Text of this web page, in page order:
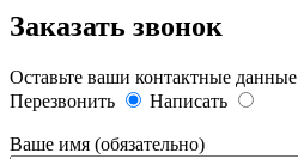
Заказать звонок
Оставьте ваши контактные данные
Перезвонить
Написать
Ваше имя (обязательно)